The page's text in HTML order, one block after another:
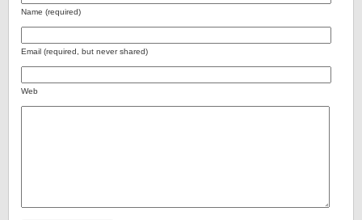
Name (required)
Email (required, but never shared)
Web